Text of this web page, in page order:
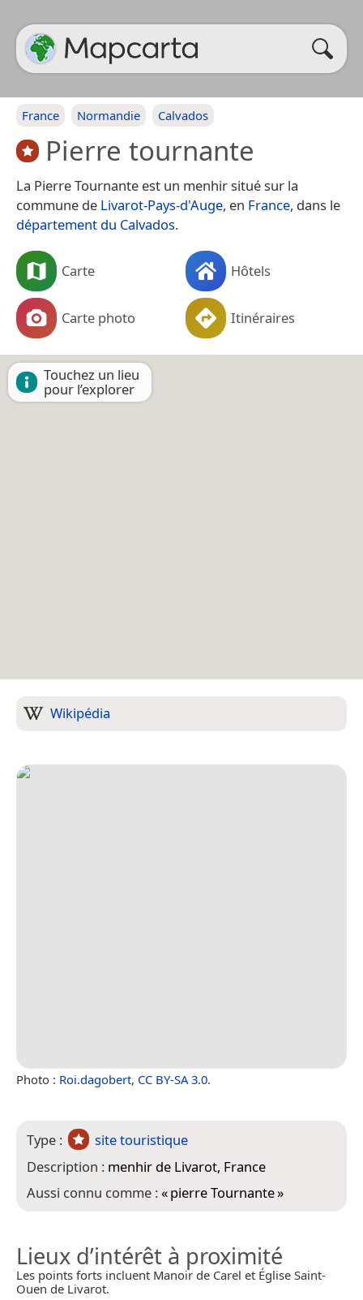
France Normandie Calvados
Pierre tournante
La Pierre Tournante est un menhir situé sur la
commune de Livarot-Pays-d'Auge, en France, dans le
département du Calvados.
Carte Hôtels
Carte photo Itinéraires
Touchez un lieu
pour l’explorer
Wikipédia
Photo : Roi.dagobert, CC BY-SA 3.0.
Type :
site touristique
Description : menhir de Livarot, France
Aussi connu comme :«pierre Tournante»
Lieux d’intérêt à proximité
Les points forts incluent Manoir de Carel et Église Saint-
Ouen de Livarot.